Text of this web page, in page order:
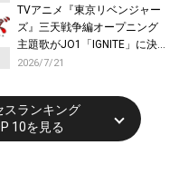
TVアニメ『東京リベンジャー
ズ』三天戦争編オープニング
主題歌がJO1「IGNITE」に決
定！メンバー全員から喜びと
トが到着！9月に東京・大阪で
先行上映会を開催！
2026/7/21
スランキング
10を見る